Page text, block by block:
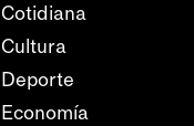
Cotidiana
Cultura
Deporte
Economía